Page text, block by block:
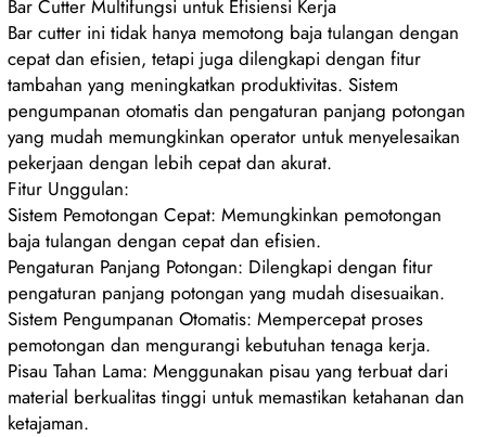
Bar Cutter Multifungsi untuk Efisiensi Kerja
Bar cutter ini tidak hanya memotong baja tulangan dengan
cepat dan efisien, tetapi juga dilengkapi dengan fitur
tambahan yang meningkatkan produktivitas. Sistem
pengumpanan otomatis dan pengaturan panjang potongan
yang mudah memungkinkan operator untuk menyelesaikan
pekerjaan dengan lebih cepat dan akurat.
Fitur Unggulan:
Sistem Pemotongan Cepat: Memungkinkan pemotongan
baja tulangan dengan cepat dan efisien.
Pengaturan Panjang Potongan: Dilengkapi dengan fitur
pengaturan panjang potongan yang mudah disesuaikan.
Sistem Pengumpanan Otomatis: Mempercepat proses
pemotongan dan mengurangi kebutuhan tenaga kerja.
Pisau Tahan Lama: Menggunakan pisau yang terbuat dari
material berkualitas tinggi untuk memastikan ketahanan dan
ketajaman.